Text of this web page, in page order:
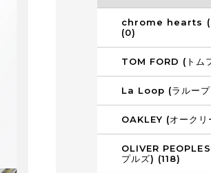
chrome hearts (
(0)
TOM FORD (トム
La Loop (ラルー
OAKLEY (オーク
OLIVER
プルズ) (118)